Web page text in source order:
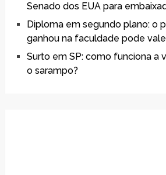
Senado dos EUA para
Diploma em segundo plano: o
ganhou na faculdade pode
Surto em SP: como funciona a
o sarampo?